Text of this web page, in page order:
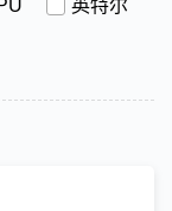
英特尔